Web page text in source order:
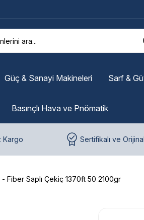
Güç & Sanayi Makineleri Sarf &
Basınçlı Hava ve Pnömatik
Kargo Sertifikalı ve
- Fiber Saplı Çekiç 1370ft 50 2100gr